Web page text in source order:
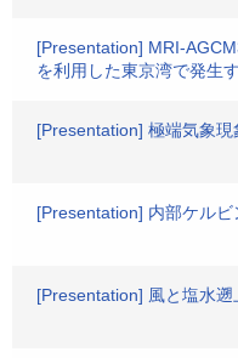
[Presentation] MRI-
を利用した東京湾で発生
[Presentation] 極端気象
[Presentation] 内部ケル
[Presentation] 風と塩水